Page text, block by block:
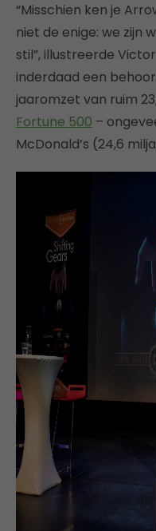
“Misschien ken je
niet de enige: we zijn
stil”, illustreerde
inderdaad een
jaaromzet van ruim
Fortune 500 –
McDonald’s (24,6